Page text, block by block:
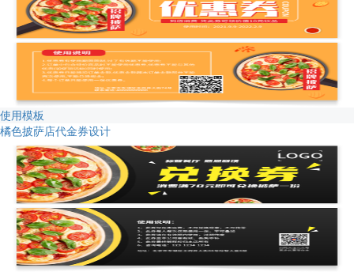
使用模板
橘色披萨店代金券设计